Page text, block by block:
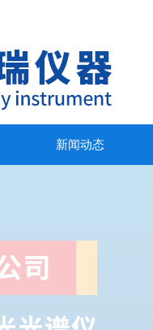
新闻动态